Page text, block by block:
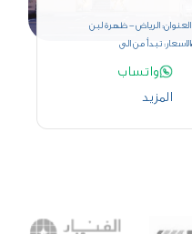
العنوان: الرياض - ظهرة لبن
الاسعار: تبدأ من الى
واتساب
المزيد